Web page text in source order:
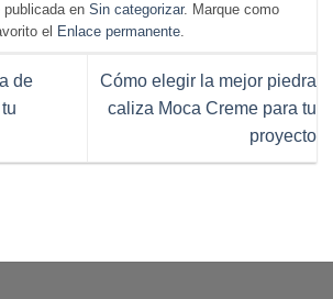
publicada en Sin categorizar. Marque como
el Enlace permanente.
de
Cómo elegir la mejor piedra
caliza Moca Creme para tu
proyecto